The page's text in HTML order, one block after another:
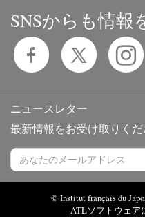
SNSからも情報
ニュースレター
最新情報をお受け取りくだ
© Institut français du
ATLソフトウェア